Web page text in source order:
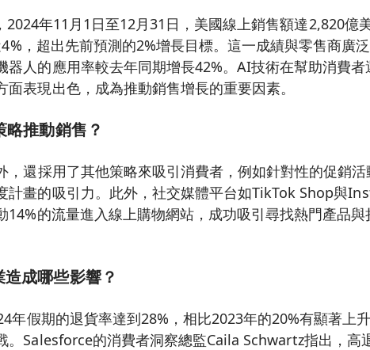
年11月1日至12月31日，美國線上銷售額達2,820億
，超出先前預測的2%增長目標。這一成績與零售商廣
器人的應用率較去年同期增長42%。AI技術在幫助消費
表現出色，成為推動銷售增長的重要因素。
推動銷售？
，還採用了其他策略來吸引消費者，例如針對性的促銷
計畫的吸引力。此外，社交媒體平台如TikTok Shop與
14%的流量進入線上購物網站，成功吸引尋找熱門產品
成哪些影響？
年假期的退貨率達到28%，相比2023年的20%有顯著上
。Salesforce的消費者洞察總監Caila Schwartz指出，高